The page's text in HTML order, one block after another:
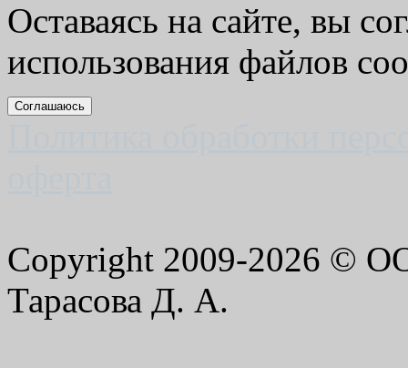
Оставаясь на сайте, вы
использования файлов
Соглашаюсь
Copyright 2009-2026 ©
Тарасова Д. А.